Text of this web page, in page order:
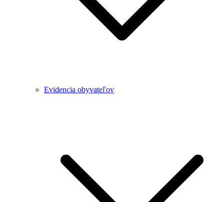
Evidencia obyvateľov